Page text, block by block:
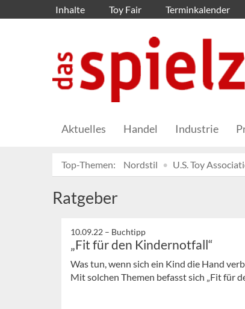
Inhalte Toy Fair Terminkalender
Aktuelles Handel Industrie
Top-Themen: Nordstil U.S. Toy
Ratgeber
10.09.22 – Buchtipp
„Fit für den Kindernotfall“
Was tun, wenn sich ein Kind die Hand
Mit solchen Themen befasst sich „Fit für